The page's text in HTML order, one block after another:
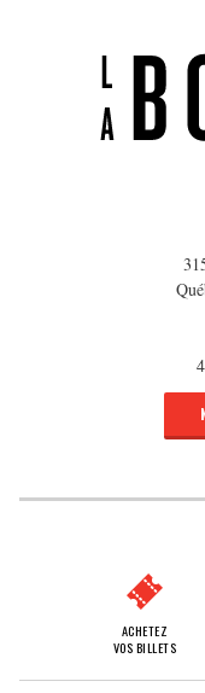
ACHETEZ
VOS BILLETS